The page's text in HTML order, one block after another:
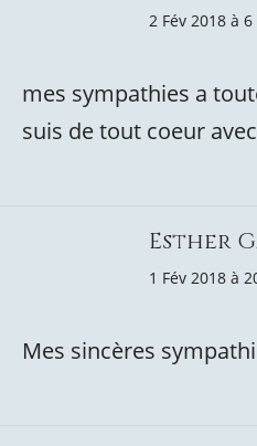
2 Fév 2018 à
mes sympathies a
suis de tout coeur
Esther
1 Fév 2018 à
Mes sincères